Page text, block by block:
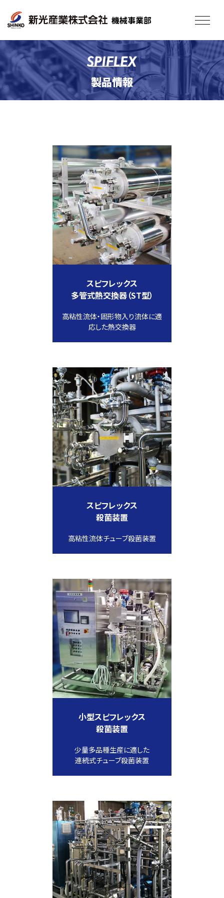
機械事業部
toggle
製品情報
スピフレックス
多管式熱交換器（ST型）
高粘性流体・固形物入り流体に適
応した熱交換器
スピフレックス
殺菌装置
高粘性流体チューブ殺菌装置
小型スピフレックス
殺菌装置
少量多品種生産に適した
連続式チューブ殺菌装置